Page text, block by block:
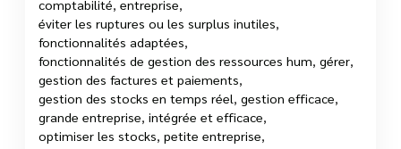
comptabilité, entreprise,
éviter les ruptures ou les surplus inutiles,
fonctionnalités adaptées,
fonctionnalités de gestion des ressources hum, gérer,
gestion des factures et paiements,
gestion des stocks en temps réel, gestion efficace,
grande entreprise, intégrée et efficace,
optimiser les stocks, petite entreprise,